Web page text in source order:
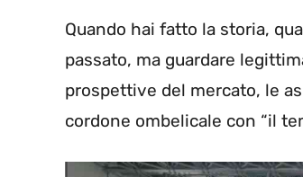
Quando hai fatto la storia,
passato, ma guardare
prospettive del mercato, le
cordone ombelicale con “il